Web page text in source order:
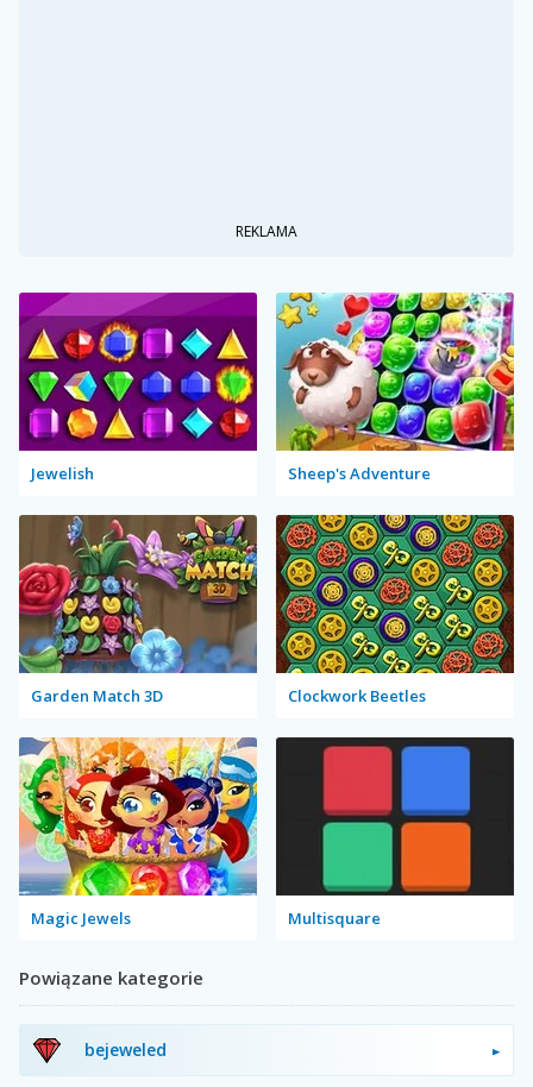
REKLAMA
Jewelish Sheep's Adventure
Garden Match 3D Clockwork Beetles
Magic Jewels Multisquare
Powiązane kategorie
bejeweled